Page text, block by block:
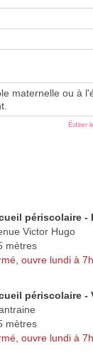
maternelle ou à
Éditer
périscolaire -
Victor Hugo
mètres
ouvre lundi à
périscolaire -
mètres
ouvre lundi à